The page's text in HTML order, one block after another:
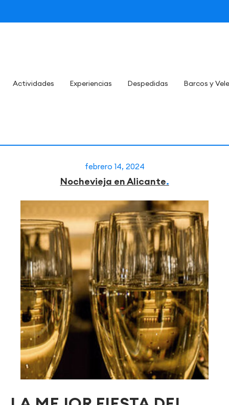
Actividades Experiencias Despedidas Barcos y
febrero 14, 2024
Nochevieja en Alicante